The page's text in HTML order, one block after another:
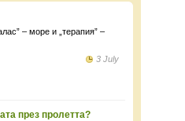
– море и „терапия” –
3 July
през пролетта?